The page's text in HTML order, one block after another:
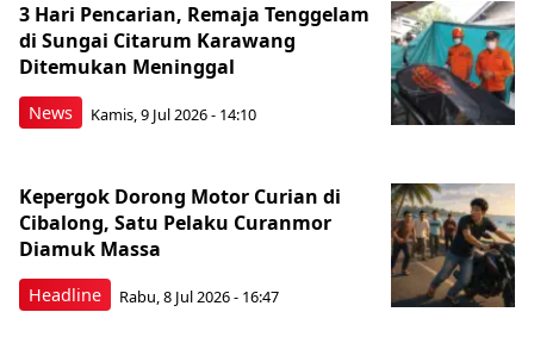
News
3 Hari Pencarian, Remaja Tenggelam
di Sungai Citarum Karawang
Ditemukan Meninggal
Kamis, 9 Jul 2026 - 14:10
Headline
Kepergok Dorong Motor Curian di
Cibalong, Satu Pelaku Curanmor
Diamuk Massa
Rabu, 8 Jul 2026 - 16:47